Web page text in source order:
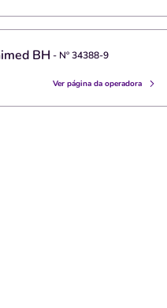
BH - Nº34388-9
Ver página da operadora